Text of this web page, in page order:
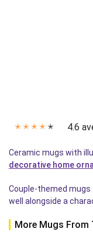
✭ ✭ ✭ ✭ ✭ 4.6
Ceramic mugs with
decorative home
Couple-themed
well alongside a
More Mugs From